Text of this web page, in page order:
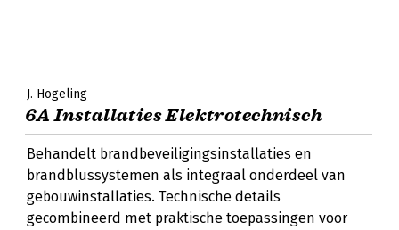
J. Hogeling
6A Installaties Elektrotechnisch
Behandelt brandbeveiligingsinstallaties en
brandblussystemen als integraal onderdeel van
gebouwinstallaties. Technische details
gecombineerd met praktische toepassingen voor